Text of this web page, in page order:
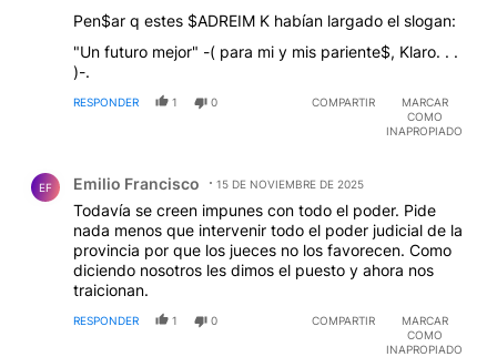
Pen$ar q estes $ADREIM K habían largado el slogan:
"Un futuro mejor" -( para mi y mis pariente$, Klaro. . .
)-.
RESPONDER 1 0 COMPARTIR
MARCAR
COMO
INAPROPIADO
EF Emilio Francisco 15 DE NOVIEMBRE DE 2025
Todavía se creen impunes con todo el poder. Pide
nada menos que intervenir todo el poder judicial de la
provincia por que los jueces no los favorecen. Como
diciendo nosotros les dimos el puesto y ahora nos
traicionan.
RESPONDER 1 0 COMPARTIR
MARCAR
COMO
INAPROPIADO